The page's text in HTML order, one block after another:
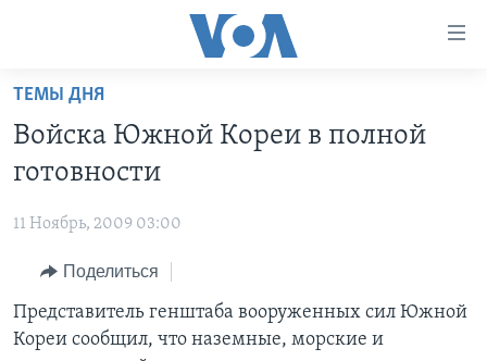
Перейти
основной
контент
навигации
Перейти
НОВОСТИ ЗА МИНУТУ
ИТОГИ
ПОЧЕМУ ЭТО ВАЖНО?
ДИСКУССИЯ VOA
УЧИМ АНГЛИЙСКИЙ
НАША АМЕРИКАНСКАЯ ИСТОРИЯ
А КАК В АМЕРИКЕ?
АРТЕФАКТЫ
ЭКСПЕРТИЗА
ИНТЕРВЬЮ
ФАКТЫ ПРОТИВ ФЕЙКОВ
ЗА СВОБОДУ ПРЕССЫ
ТЕМЫ ДНЯ
Войска Южной Кореи в полной
готовности
11 Ноябрь, 2009 03:00
Поделиться
Представитель генштаба вооруженных сил Южной
Кореи сообщил, что наземные, морские и